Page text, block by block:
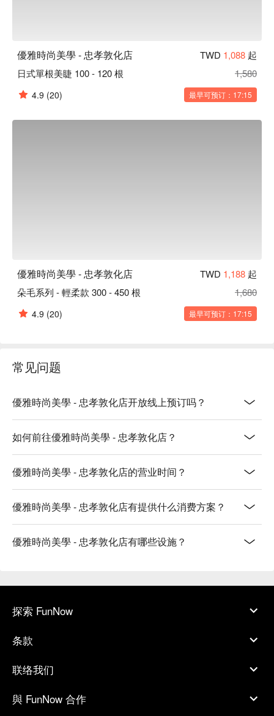
優雅時尚美學 - 忠孝敦化店 TWD 1,088 起
日式單根美睫 100 - 120 根
1,580
4.9 (20) 最早可预订：17:15
優雅時尚美學 - 忠孝敦化店 TWD 1,188 起
朵毛系列 - 輕柔款 300 - 450 根
1,680
4.9 (20) 最早可预订：17:15
常见问题
優雅時尚美學 - 忠孝敦化店开放线上预订吗？
如何前往優雅時尚美學 - 忠孝敦化店？
優雅時尚美學 - 忠孝敦化店的营业时间？
優雅時尚美學 - 忠孝敦化店有提供什么消费方案？
優雅時尚美學 - 忠孝敦化店有哪些设施？
探索 FunNow
条款
联络我们
與 FunNow 合作